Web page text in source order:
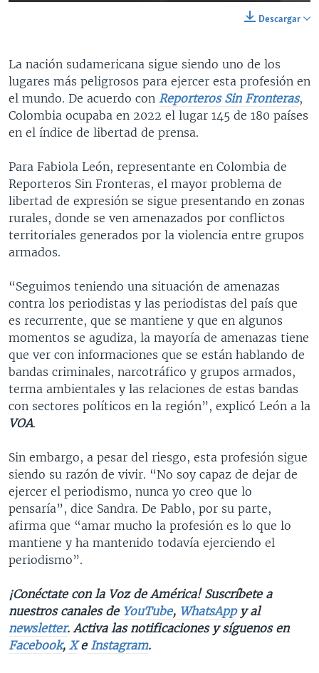
Descargar
La nación sudamericana sigue siendo uno de los
lugares más peligrosos para ejercer esta profesión en
el mundo. De acuerdo con Reporteros Sin Fronteras,
Colombia ocupaba en 2022 el lugar 145 de 180 países
en el índice de libertad de prensa.
Para Fabiola León, representante en Colombia de
Reporteros Sin Fronteras, el mayor problema de
libertad de expresión se sigue presentando en zonas
rurales, donde se ven amenazados por conflictos
territoriales generados por la violencia entre grupos
armados.
“Seguimos teniendo una situación de amenazas
contra los periodistas y las periodistas del país que
es recurrente, que se mantiene y que en algunos
momentos se agudiza, la mayoría de amenazas tiene
que ver con informaciones que se están hablando de
bandas criminales, narcotráfico y grupos armados,
terma ambientales y las relaciones de estas bandas
con sectores políticos en la región”, explicó León a la
VOA.
Sin embargo, a pesar del riesgo, esta profesión sigue
siendo su razón de vivir. “No soy capaz de dejar de
ejercer el periodismo, nunca yo creo que lo
pensaría”, dice Sandra. De Pablo, por su parte,
afirma que “amar mucho la profesión es lo que lo
mantiene y ha mantenido todavía ejerciendo el
periodismo”.
¡Conéctate con la Voz de América! Suscríbete a
nuestros canales deYouTube, WhatsAppy al
newsletter. Activa las notificaciones y síguenos en
Facebook, XeInstagram.